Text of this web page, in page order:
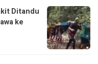
Ditandu
ke